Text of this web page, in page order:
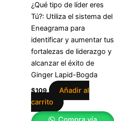
¿Qué tipo de líder eres
Tú?: Utiliza el sistema del
Eneagrama para
identificar y aumentar tus
fortalezas de liderazgo y
alcanzar el éxito de
Ginger Lapid-Bogda
$109
Añadir al
carrito